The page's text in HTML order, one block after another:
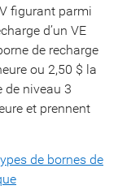
figurant parmi
d’un VE
de recharge
ou 2,50 $ la
de niveau 3
et prennent
de bornes de